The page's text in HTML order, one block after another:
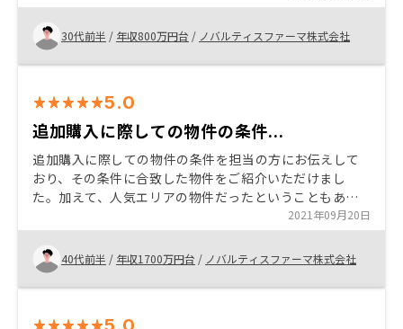
30代前半 / 年収800万円台 / ノバルティスファーマ株式会社
5.0
追加購入に際しての物件の条件...
追加購入に際しての物件の条件を担当の方にお伝えして
おり、その条件に合致した物件をご紹介いただけまし
た。加えて、人気エリアの物件だったということもあ
り、スピード感をもって物件の確保と提案をいただけた
ことも今回は決め手となりました。 アプリ上でローンの
繰り上げ返済についてもシミュレーションが出来るよう
になると良いと思っています。（もし既に存在している
ようであれば、こちらの理解不足でスミマセン。）
2021年09月20日
40代前半 / 年収1700万円台 / ノバルティスファーマ株式会社